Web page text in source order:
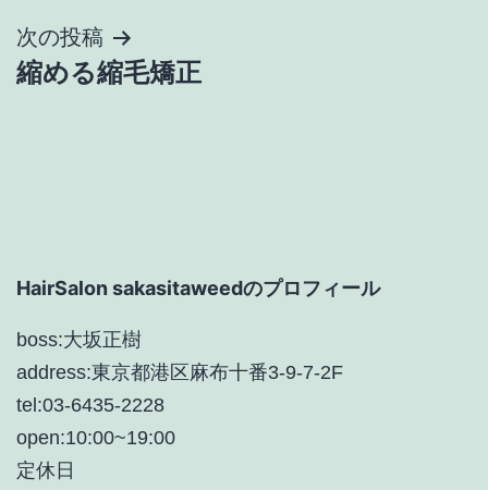
ビ
ン
次の投稿
縮める縮毛矯正
HairSalon sakasitaweedのプロフィール
boss:大坂正樹
address:東京都港区麻布十番3-9-7-2F
tel:03-6435-2228
open:10:00~19:00
定休日